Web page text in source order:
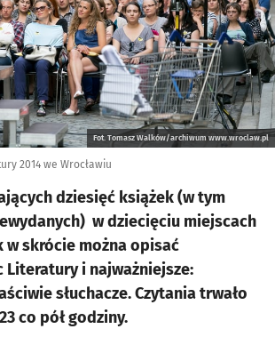
Fot. Tomasz Walków/archiwum www.wroclaw.pl
2014 we Wrocławiu
dziesięć książek (w tym
w dziecięciu miejscach
w skrócie można opisać
Literatury i najważniejsze:
słuchacze. Czytania trwało
co pół godziny.